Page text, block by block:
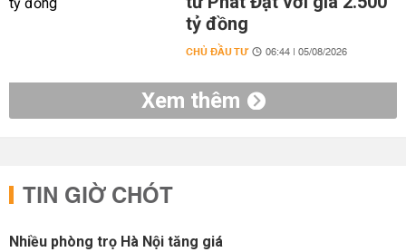
tỷ đồng
CHỦ ĐẦU TƯ 06:44 | 05/08/2026
Xem thêm
TIN GIỜ CHÓT
Nhiều phòng trọ Hà Nội tăng giá